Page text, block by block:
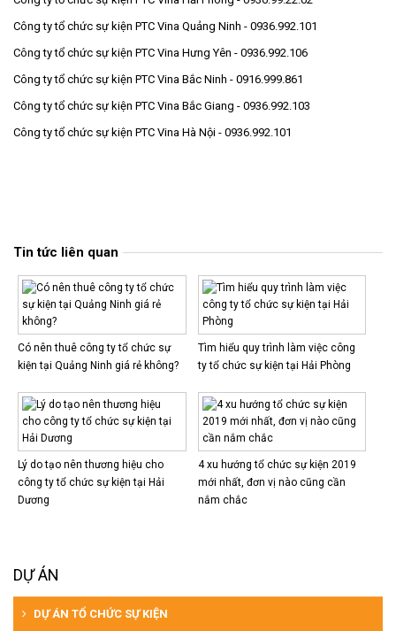
Công ty tổ chức sự kiện PTC Vina Quảng Ninh - 0936.992.101
Công ty tổ chức sự kiện PTC Vina Hưng Yên - 0936.992.106
Công ty tổ chức sự kiện PTC Vina Bắc Ninh - 0916.999.861
Công ty tổ chức sự kiện PTC Vina Bắc Giang - 0936.992.103
Công ty tổ chức sự kiện PTC Vina Hà Nội - 0936.992.101
Tin tức liên quan
Có nên thuê công ty tổ chức sự
kiện tại Quảng Ninh giá rẻ không?
Tìm hiểu quy trình làm việc công
ty tổ chức sự kiện tại Hải Phòng
Lý do tạo nên thương hiệu cho
công ty tổ chức sự kiện tại Hải
Dương
4 xu hướng tổ chức sự kiện 2019
mới nhất, đơn vị nào cũng cần
nắm chắc
DỰ ÁN
DỰ ÁN TỔ CHỨC SỰ KIỆN